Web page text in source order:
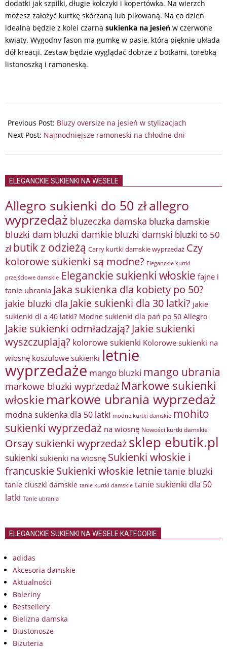
dodatki jak szpilki, długie kolczyki i kopertówka. Na wierzch
możesz założyć kurtkę skórzaną lub pikowaną. Na co dzień
idealna będzie z kolei czarna sukienka na jesień w czerwone
kwiaty. Wygodny fason ma gumkę w pasie, która pięknie układa
dół kreacji. Zestaw będzie wyglądać dobrze z botkami, torebką
listonoszką i ramoneską.
05-
23
Previous Post: Bluzy oversize na jesień w stylizacjach
Next Post: Najmodniejsze ramoneski na chłodne dni
ELEGANCKIE SUKIENKI NA WESELE
Allegro sukienki do 50 złallegro
wyprzedaż bluzeczka damska bluzka damskie
bluzki dam bluzki damkie bluzki damski bluzki to 50
zł butik z odzieżą Carry kurtki damskie wyprzedaż Czy
kolorowe sukienki są modne? Eleganckie kurtki
przejściowe damskie Eleganckie sukienki włoskie fajne i
tanie ubrania Jaka sukienka dla kobiety po 50?
jakie bluzki dla Jakie sukienki dla 30 latki? jakie
sukienki dl a 40 latki? Modne sukienki dla pań po 50 Allegro
Jakie sukienki odmładzają? Jakie sukienki
wyszczuplają? kolorowe sukienki Kolorowe sukienki na
wiosnę koszulowe sukienki letnie
wyprzedaże mango bluzki mango ubrania
markowe bluzki wyprzedaż Markowe sukienki
włoskie markowe ubrania wyprzedaż
modna sukienka dla 50 latki modne kurtki damskie mohito
sukienki wyprzedaż na wiosnę Nowości kurtki damskie
Orsay sukienki wyprzedażsklep ebutik.pl
sukienki sukienki na wiosnę Sukienki włoskie i
francuskieSukienki włoskie letnietanie bluzki
tanie ciuszki damskie tanie kurtki damskie tanie sukienki dla 50
latki Tanie ubrania
ELEGANCKIE SUKIENKI NA WESELE KATEGORIE
adidas
Akcesoria damskie
Aktualności
Baleriny
Bestsellery
Bielizna damska
Biustonosze
Biżuteria